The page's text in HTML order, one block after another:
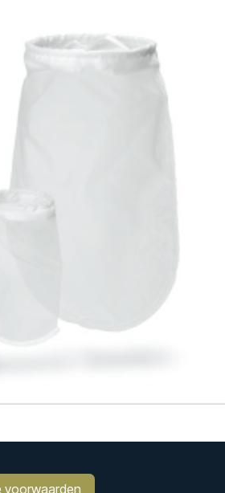
voorwaarden